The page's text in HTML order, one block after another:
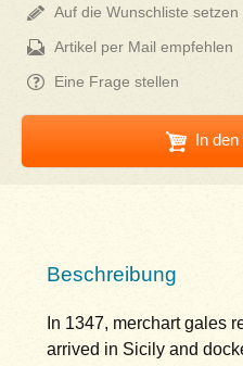
Auf die Wunschliste setzen
Artikel per Mail empfehlen
Eine Frage stellen
In
Beschreibung
In 1347, merchart gales
arrived in Sicily and